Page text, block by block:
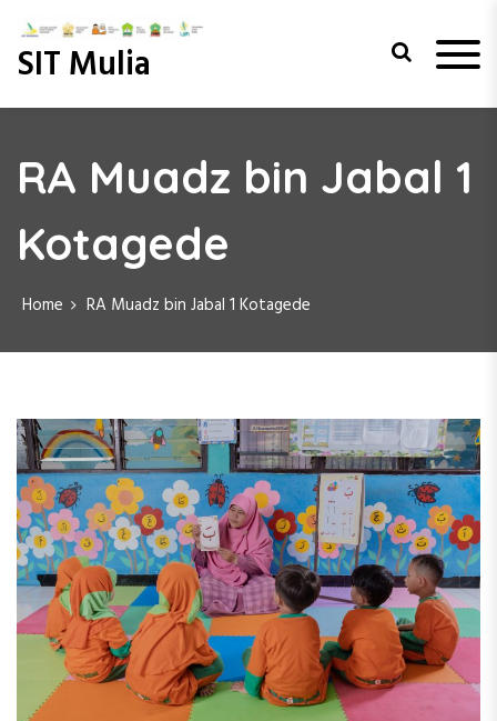
t
SIT Mulia
RA Muadz bin Jabal 1
Kotagede
Home RA Muadz bin Jabal 1 Kotagede